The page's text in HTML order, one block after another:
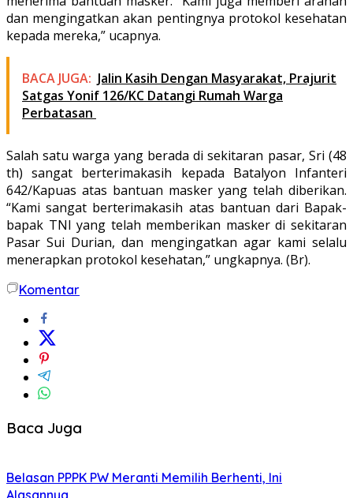
dan mengingatkan akan pentingnya protokol kesehatan
kepada mereka,” ucapnya.
BACA JUGA: Jalin Kasih Dengan Masyarakat, Prajurit
Satgas Yonif 126/KC Datangi Rumah Warga
Perbatasan
Salah satu warga yang berada di sekitaran pasar, Sri (48
th) sangat berterimakasih kepada Batalyon Infanteri
642/Kapuas atas bantuan masker yang telah diberikan.
“Kami sangat berterimakasih atas bantuan dari Bapak-
bapak TNI yang telah memberikan masker di sekitaran
Pasar Sui Durian, dan mengingatkan agar kami selalu
menerapkan protokol kesehatan,” ungkapnya. (Br).
Komentar
Baca Juga
Belasan PPPK PW Meranti Memilih Berhenti, Ini